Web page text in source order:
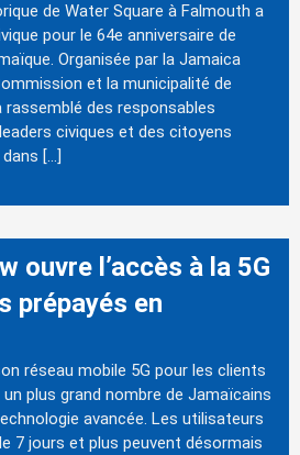
de Water Square à Falmouth a
pour le 64e anniversaire de
Organisée par la Jamaica
et la municipalité de
rassemblé des responsables
civiques et des citoyens
[…]
ouvre l’accès à la 5G
prépayés en
réseau mobile 5G pour les clients
plus grand nombre de Jamaïcains
avancée. Les utilisateurs
7 jours et plus peuvent désormais